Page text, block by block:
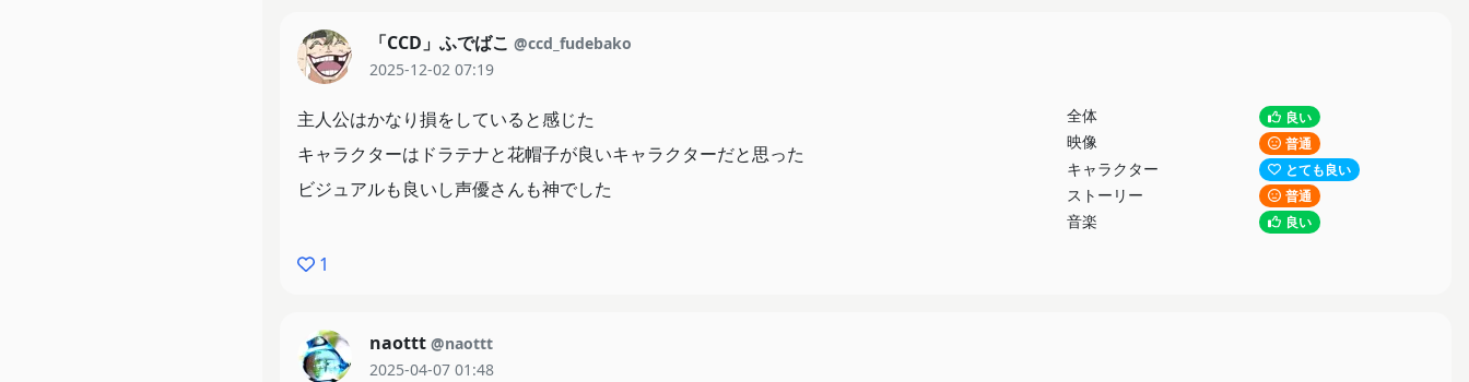
2期あったらうれしい
「CCD」ふでばこ @ccd_fudebako
2025-12-02 07:19
全体 良い
映像 普通
キャラクター とても良い
ストーリー 普通
音楽 良い
主人公はかなり損をしていると感じた
キャラクターはドラテナと花帽子が良いキャラクターだと思った
ビジュアルも良いし声優さんも神でした
1
naottt @naottt
2025-04-07 01:48